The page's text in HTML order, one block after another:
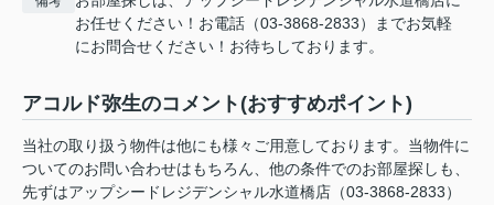
お任せください！お電話（03-3868-2833）までお気軽
にお問合せください！お待ちしております。
アコルド弥生のコメント(おすすめポイント)
当社の取り扱う物件は他にも様々ご用意しております。当物件に
ついてのお問い合わせはもちろん、他の条件でのお部屋探しも、
先ずはアップシードレジデンシャル水道橋店（03-3868-2833）